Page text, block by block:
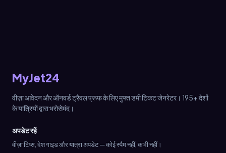
MyJet24
वीज़ा आवेदन और ऑनवर्ड ट्रैवल प्रूफ के लिए मुफ्त डमी टिकट जेनरेटर। 195+ देशों
के यात्रियों द्वारा भरोसेमंद।
अपडेट रहें
वीज़ा टिप्स, देश गाइड और यात्रा अपडेट — कोई स्पैम नहीं, कभी नहीं।